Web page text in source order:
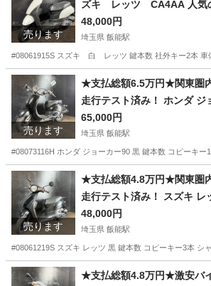
売ります
ズキ レッツ CA4AA 人気
♪ 外観良好！通勤、通学にお
48,000円
埼玉県 飯能駅
#08061915S スズキ 白 レッツ 鍵本数 社外キー2本
埼玉 飯能市 飯能駅 スズキ レッツ
売ります
★支払総額6.5万円★関東圏
走行テスト済み！ ホンダ ジ
人気のジョーカー！激安小型
ストのためオイル注ぎ足す
品！
65,000円
埼玉県 飯能駅
#08073116H ホンダ ジョーカー90 黒 鍵本数 コピーキ
埼玉 飯能市 飯能駅 ホンダ ジョーカー
売ります
★支払総額4.8万円★関東圏
走行テスト済み！ スズキ レ
のレッツ！ 4ストインジェク
カスタムベースに♪
48,000円
埼玉県 飯能駅
#08061219S スズキ レッツ 黒 鍵本数 コピーキー3本
埼玉 飯能市 飯能駅 スズキ レッツ
★支払総額4.8万円★激安バ